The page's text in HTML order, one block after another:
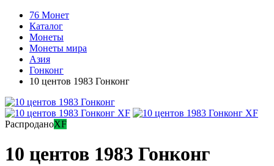
76 Монет
Каталог
Монеты
Монеты мира
Азия
Гонконг
10 центов 1983 Гонконг
РаспроданоXF
10 центов 1983 Гонконг